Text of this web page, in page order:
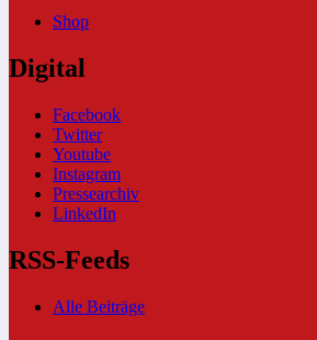
Shop
Digital
Facebook
Twitter
Youtube
Instagram
Pressearchiv
LinkedIn
RSS-Feeds
Alle Beiträge